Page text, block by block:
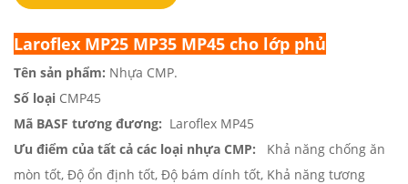
Laroflex MP25 MP35 MP45 cho lớp phủ
Tên sản phẩm: Nhựa CMP.
Số loại CMP45
Mã BASF tương đương: Laroflex MP45
Ưu điểm của tất cả các loại nhựa CMP: Khả năng chống ăn
mòn tốt, Độ ổn định tốt, Độ bám dính tốt, Khả năng tương